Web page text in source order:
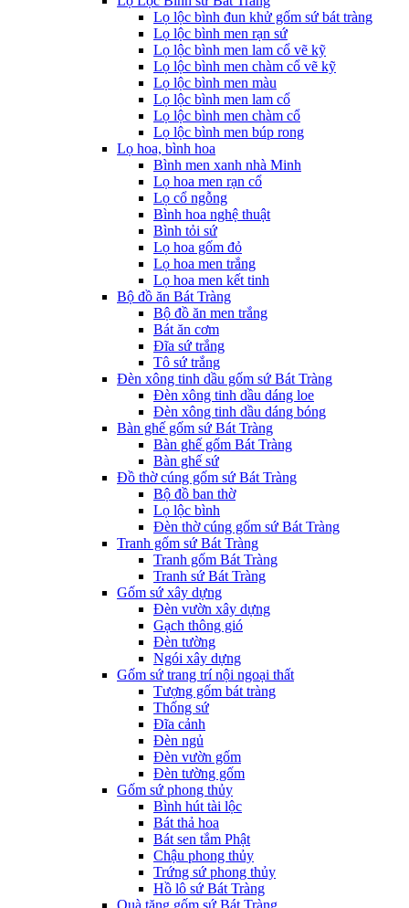
Lọ lộc bình đun khử gốm sứ bát tràng
Lọ lộc bình men rạn sứ
Lọ lộc bình men lam cổ vẽ kỹ
Lọ lộc bình men chàm cổ vẽ kỹ
Lọ lộc bình men màu
Lọ lộc bình men lam cổ
Lọ lộc bình men chàm cổ
Lọ lộc bình men búp rong
Lọ hoa, bình hoa
Bình men xanh nhà Minh
Lọ hoa men rạn cổ
Lọ cổ ngỗng
Bình hoa nghệ thuật
Bình tỏi sứ
Lọ hoa gốm đỏ
Lọ hoa men trắng
Lọ hoa men kết tinh
Bộ đồ ăn Bát Tràng
Bộ đồ ăn men trắng
Bát ăn cơm
Đĩa sứ trắng
Tô sứ trắng
Đèn xông tinh dầu gốm sứ Bát Tràng
Đèn xông tinh dầu dáng loe
Đèn xông tinh dầu dáng bóng
Bàn ghế gốm sứ Bát Tràng
Bàn ghế gốm Bát Tràng
Bàn ghế sứ
Đồ thờ cúng gốm sứ Bát Tràng
Bộ đồ ban thờ
Lọ lộc bình
Đèn thờ cúng gốm sứ Bát Tràng
Tranh gốm sứ Bát Tràng
Tranh gốm Bát Tràng
Tranh sứ Bát Tràng
Gốm sứ xây dựng
Đèn vườn xây dựng
Gạch thông gió
Đèn tường
Ngói xây dựng
Gốm sứ trang trí nội ngoại thất
Tượng gốm bát tràng
Thống sứ
Đĩa cảnh
Đèn ngủ
Đèn vườn gốm
Đèn tường gốm
Gốm sứ phong thủy
Bình hút tài lộc
Bát thả hoa
Bát sen tắm Phật
Chậu phong thủy
Trứng sứ phong thủy
Hồ lô sứ Bát Tràng
Quà tặng gốm sứ Bát Tràng